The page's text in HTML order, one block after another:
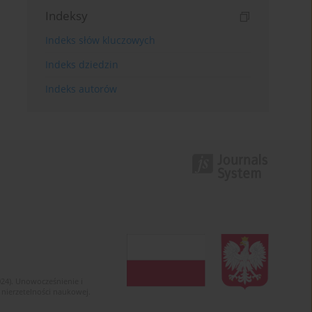
Indeksy
Indeks słów kluczowych
Indeks dziedzin
Indeks autorów